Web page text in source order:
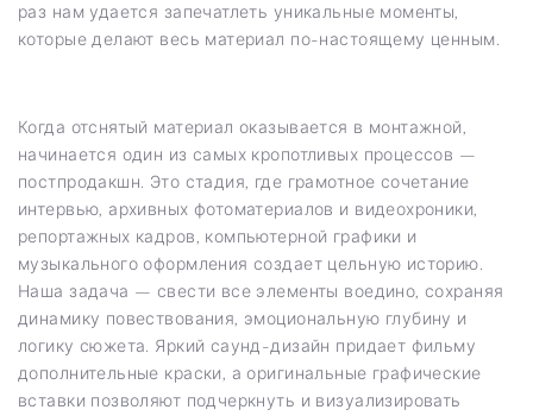
раз нам удается запечатлеть уникальные моменты,
которые делают весь материал по-настоящему ценным.
Когда отснятый материал оказывается в монтажной,
начинается один из самых кропотливых процессов —
постпродакшн. Это стадия, где грамотное сочетание
интервью, архивных фотоматериалов и видеохроники,
репортажных кадров, компьютерной графики и
музыкального оформления создает цельную историю.
Наша задача — свести все элементы воедино, сохраняя
динамику повествования, эмоциональную глубину и
логику сюжета. Яркий саунд-дизайн придает фильму
дополнительные краски, а оригинальные графические
вставки позволяют подчеркнуть и визуализировать